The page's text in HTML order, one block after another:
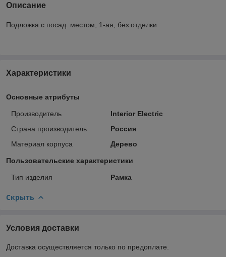
Описание
Подложка с посад. местом, 1-ая, без отделки
Характеристики
Основные атрибуты
Производитель
Interior Electric
Страна производитель
Россия
Материал корпуса
Дерево
Пользовательские характеристики
Тип изделия Рамка
Скрыть
Условия доставки
Доставка осуществляется только по предоплате.